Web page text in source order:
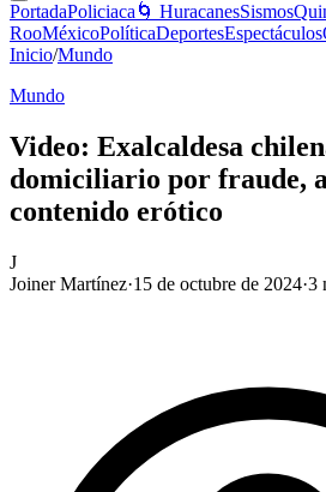
PortadaPoliciaca 🌀 HuracanesSismos
RooMéxicoPolíticaDeportesEspectáculos
Inicio/Mundo
Mundo
Video: Exalcaldesa
domiciliario por fraude,
contenido erótico
J
Joiner Martínez·15 de octubre de 2024·3